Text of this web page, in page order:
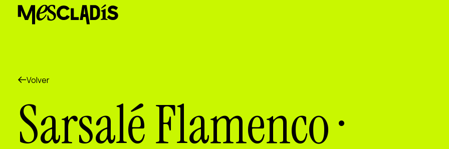
Productora social
Agenda
Nuestros talleres
Contacto
Volver
Sarsalé Flamenco ·